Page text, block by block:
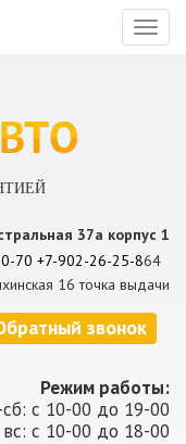
37а корпус 1
70 +7-902-26-25-864
16 точка выдачи
звонок
Режим работы:
с 10-00 до 19-00
вс: с 10-00 до 18-00